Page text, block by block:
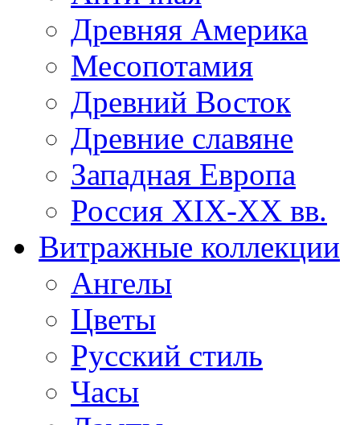
Древняя Америка
Месопотамия
Древний Восток
Древние славяне
Западная Европа
Россия XIX-XX вв.
Витражные коллекции
Ангелы
Цветы
Русский стиль
Часы